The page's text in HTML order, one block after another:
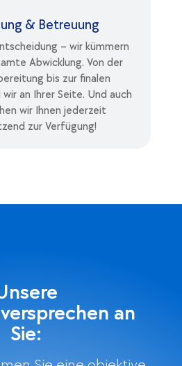
& Betreuung
– wir kümmern
Abwicklung. Von der
bis zur finalen
an Ihrer Seite. Und auch
wir Ihnen jederzeit
zur Verfügung!
an
Sie: